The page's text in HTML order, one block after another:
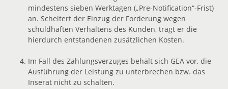
mindestens sieben Werktagen („Pre-Notification“-Frist)
an. Scheitert der Einzug der Forderung wegen
schuldhaften Verhaltens des Kunden, trägt er die
hierdurch entstandenen zusätzlichen Kosten.
Im Fall des Zahlungsverzuges behält sich GEA vor, die
Ausführung der Leistung zu unterbrechen bzw. das
Inserat nicht zu schalten.